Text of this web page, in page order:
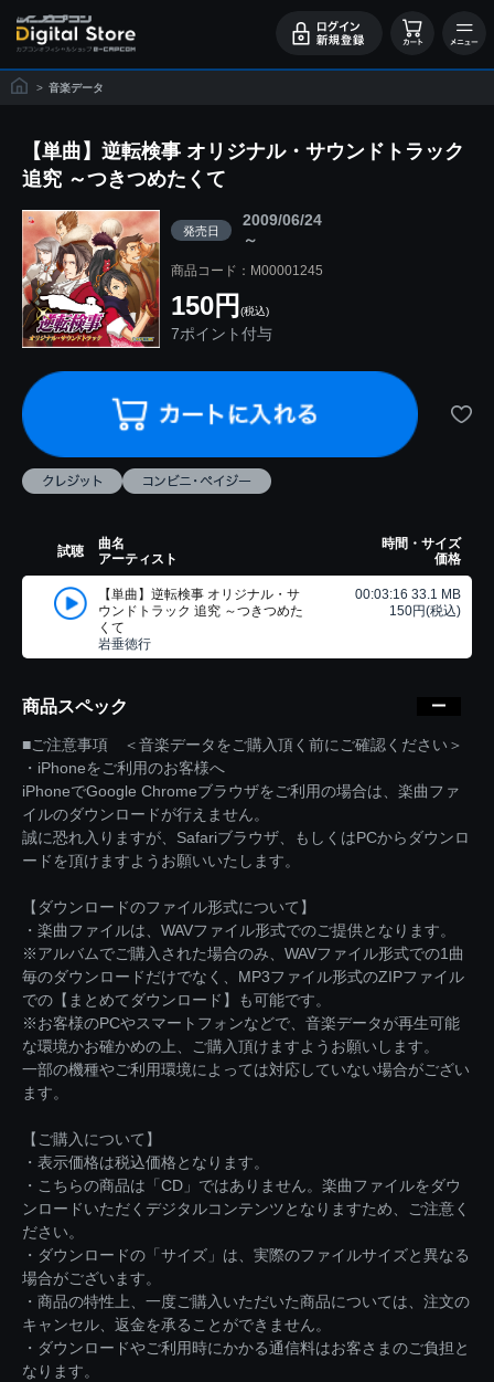
> 音楽データ
【単曲】逆転検事 オリジナル・サウンドトラック
追究 ～つきつめたくて
発売日
2009/06/24
～
商品コード：M00001245
150円 (税込)
7ポイント付与
試聴
曲名
アーティスト
時間・サイズ
価格
【単曲】逆転検事 オリジナル・サ
ウンドトラック 追究 ～つきつめた
くて
岩垂徳行
00:03:16 33.1 MB
150円(税込)
商品スペック
■ご注意事項 ＜音楽データをご購入頂く前にご確認ください＞
・iPhoneをご利用のお客様へ
iPhoneでGoogle Chromeブラウザをご利用の場合は、楽曲ファ
イルのダウンロードが行えません。
誠に恐れ入りますが、Safariブラウザ、もしくはPCからダウンロ
ードを頂けますようお願いいたします。
【ダウンロードのファイル形式について】
・楽曲ファイルは、WAVファイル形式でのご提供となります。
※アルバムでご購入された場合のみ、WAVファイル形式での1曲
毎のダウンロードだけでなく、MP3ファイル形式のZIPファイル
での【まとめてダウンロード】も可能です。
※お客様のPCやスマートフォンなどで、音楽データが再生可能
な環境かお確かめの上、ご購入頂けますようお願いします。
一部の機種やご利用環境によっては対応していない場合がござい
ます。
【ご購入について】
・表示価格は税込価格となります。
・こちらの商品は「CD」ではありません。楽曲ファイルをダウ
ンロードいただくデジタルコンテンツとなりますため、ご注意く
ださい。
・ダウンロードの「サイズ」は、実際のファイルサイズと異なる
場合がございます。
・商品の特性上、一度ご購入いただいた商品については、注文の
キャンセル、返金を承ることができません。
・ダウンロードやご利用時にかかる通信料はお客さまのご負担と
なります。